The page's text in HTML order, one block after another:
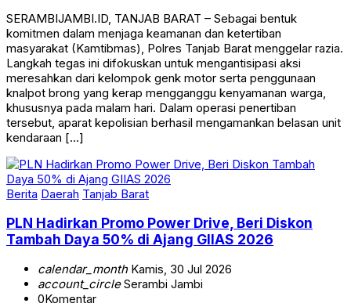
SERAMBIJAMBI.ID, TANJAB BARAT – Sebagai bentuk
komitmen dalam menjaga keamanan dan ketertiban
masyarakat (Kamtibmas), Polres Tanjab Barat menggelar razia.
Langkah tegas ini difokuskan untuk mengantisipasi aksi
meresahkan dari kelompok genk motor serta penggunaan
knalpot brong yang kerap mengganggu kenyamanan warga,
khususnya pada malam hari. Dalam operasi penertiban
tersebut, aparat kepolisian berhasil mengamankan belasan unit
kendaraan […]
Berita Daerah Tanjab Barat
PLN Hadirkan Promo Power Drive, Beri Diskon
Tambah Daya 50% di Ajang GIIAS 2026
calendar_monthKamis, 30 Jul 2026
account_circleSerambi Jambi
0Komentar